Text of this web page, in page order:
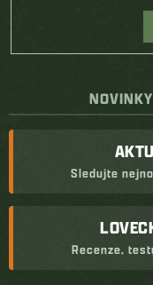
Sledujte
Recenze,